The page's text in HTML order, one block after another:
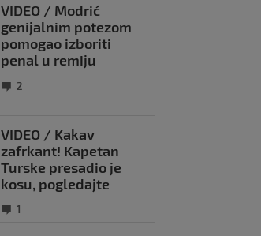
VIDEO / Modrić
genijalnim potezom
pomogao izboriti
penal u remiju
2
VIDEO / Kakav
zafrkant! Kapetan
Turske presadio je
kosu, pogledajte
našalio s njim
1